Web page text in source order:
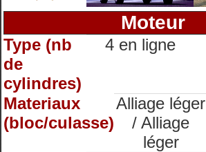
Moteur
Type (nb
de
cylindres)
4 en ligne
Materiaux
(bloc/culasse)
Alliage léger
/ Alliage
léger